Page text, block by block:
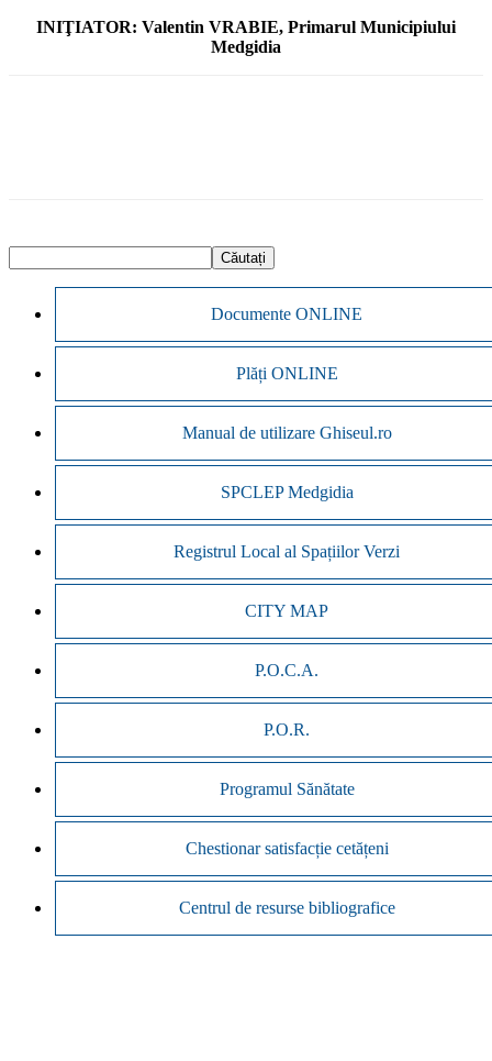
INIŢIATOR: Valentin VRABIE, Primarul Municipiului
Medgidia
Documente ONLINE
Plăți ONLINE
Manual de utilizare Ghiseul.ro
SPCLEP Medgidia
Registrul Local al Spațiilor Verzi
CITY MAP
P.O.C.A.
P.O.R.
Programul Sănătate
Chestionar satisfacție cetățeni
Centrul de resurse bibliografice